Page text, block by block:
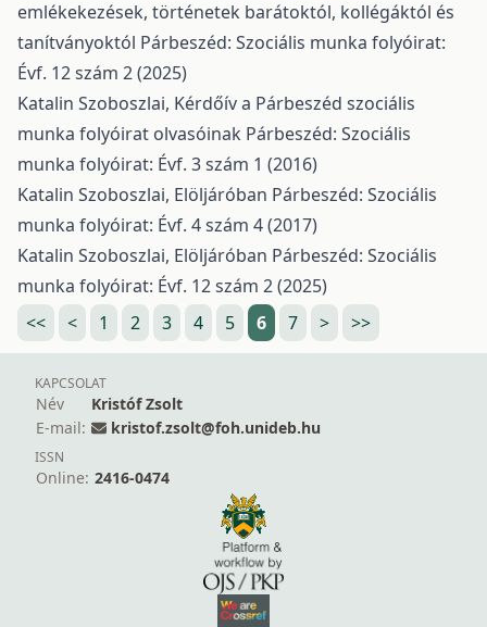
emlékekezések, történetek barátoktól, kollégáktól és
tanítványoktól Párbeszéd: Szociális munka folyóirat:
Évf. 12 szám 2 (2025)
Katalin Szoboszlai, Kérdőív a Párbeszéd szociális
munka folyóirat olvasóinak Párbeszéd: Szociális
munka folyóirat: Évf. 3 szám 1 (2016)
Katalin Szoboszlai, Elöljáróban Párbeszéd: Szociális
munka folyóirat: Évf. 4 szám 4 (2017)
Katalin Szoboszlai, Elöljáróban Párbeszéd: Szociális
munka folyóirat: Évf. 12 szám 2 (2025)
<<
< 1 2 3 4 5 6 7 > >>
KAPCSOLAT
Név
Kristóf Zsolt
E-mail:
kristof.zsolt@foh.unideb.hu
ISSN
Online: 2416-0474